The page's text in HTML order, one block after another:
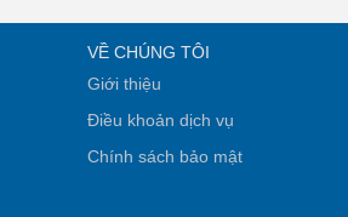
VỀ CHÚNG TÔI
Giới thiệu
Điều khoản dịch vụ
Chính sách bảo mật